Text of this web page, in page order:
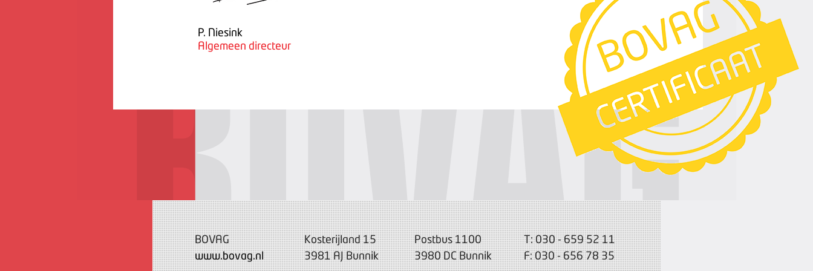
P. Niesink
Algemeen directeur
BOVAG
www.bovag.nl
Kosterijland 15
3981 AJ Bunnik
Postbus 1100
3980 DC Bunnik
T: 030 - 659 52 11
F: 030 - 656 78 35